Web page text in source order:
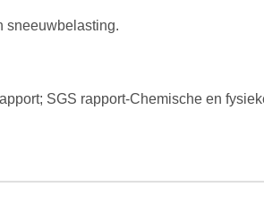
sneeuwbelasting.
SGS rapport-Chemische en